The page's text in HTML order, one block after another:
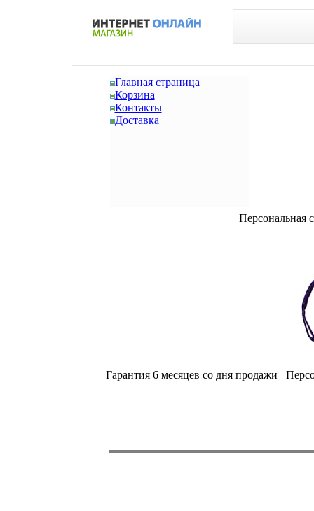
Главная страница
Корзина
Контакты
Доставка
Персональная
Гарантия 6 месяцев со дня продажи